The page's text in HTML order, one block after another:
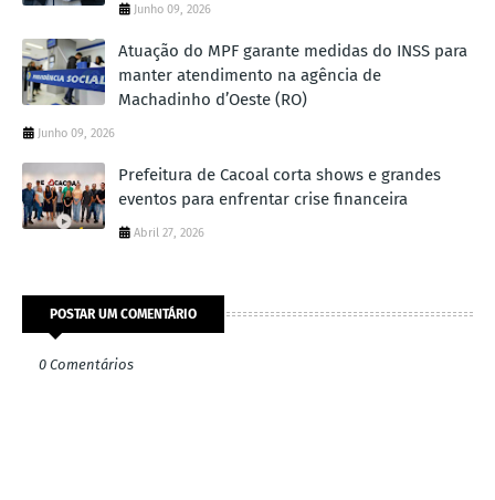
Junho 09, 2026
Atuação do MPF garante medidas do INSS para
manter atendimento na agência de
Machadinho d’Oeste (RO)
Junho 09, 2026
Prefeitura de Cacoal corta shows e grandes
eventos para enfrentar crise financeira
Abril 27, 2026
POSTAR UM COMENTÁRIO
0 Comentários